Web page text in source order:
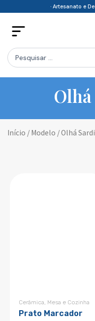
content
· Artesanato e
Search
...
Início / Modelo / Olhá
Cerâmica, Mesa e Cozinha
Prato Marcador